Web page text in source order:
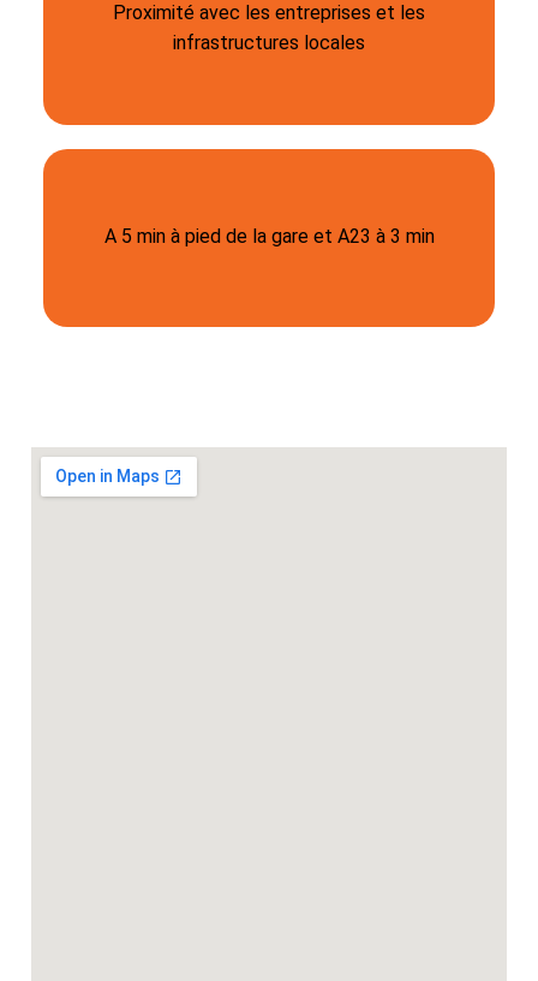
Proximité avec les entreprises et les
infrastructures locales
A 5 min à pied de la gare et A23 à 3 min